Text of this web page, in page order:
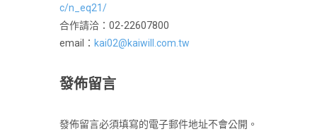
c/n_eq21/
合作請洽：02-22607800
email： kai02@kaiwill.com.tw
發佈留言
發佈留言必須填寫的電子郵件地址不會公開。